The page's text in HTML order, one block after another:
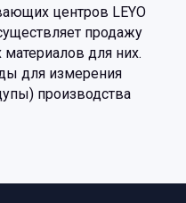
центров LEYO
продажу
для них.
для измерения
производства